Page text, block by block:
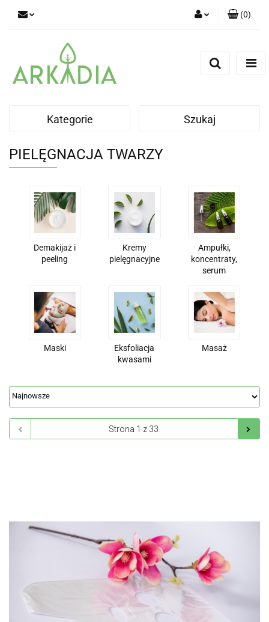
(0)
Kategorie Szukaj
PIELĘGNACJA TWARZY
Demakijaż i
peeling
Kremy
pielęgnacyjne
Ampułki,
koncentraty,
serum
Maski
Eksfoliacja
kwasami
Masaż